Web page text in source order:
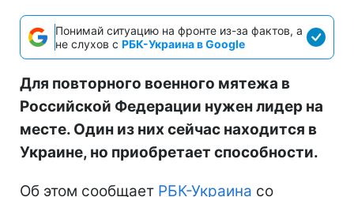
Понимай ситуацию на фронте из-за фактов, а
не слухов с РБК-Украина в Google
Для повторного военного мятежа в
Российской Федерации нужен лидер на
месте. Один из них сейчас находится в
Украине, но приобретает способности.
Об этом сообщает РБК-Украина со